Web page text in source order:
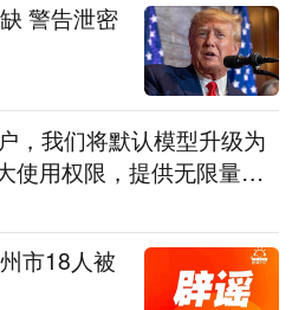
警告泄密
，我们将默认模型升级为
使用权限，提供无限量文
市18人被